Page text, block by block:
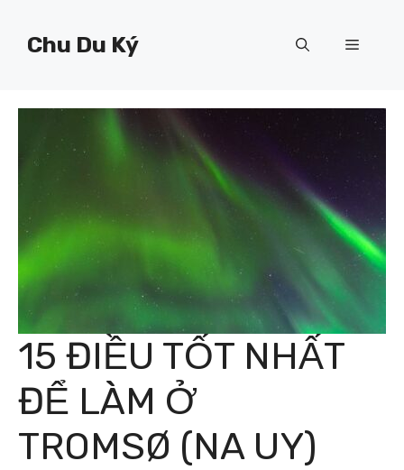
Chu Du Ký Menu
15 ĐIỀU TỐT NHẤT
ĐỂ LÀM Ở
TROMSØ (NA UY)